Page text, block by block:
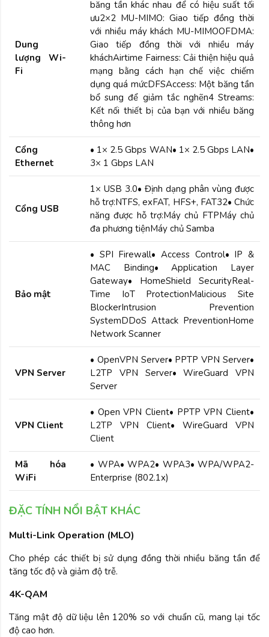
Dung
lượng Wi-
Fi
băng tần khác nhau để có hiệu suất tối
ưu2×2 MU-MIMO: Giao tiếp đồng thời
với nhiều máy khách MU-MIMOOFDMA:
Giao tiếp đồng thời với nhiều máy
kháchAirtime Fairness: Cải thiện hiệu quả
mạng bằng cách hạn chế việc chiếm
dụng quá mứcDFSAccess: Một băng tần
bổ sung để giảm tắc nghẽn4 Streams:
Kết nối thiết bị của bạn với nhiều băng
thông hơn
Cổng
Ethernet
• 1× 2.5 Gbps WAN• 1× 2.5 Gbps LAN•
3× 1 Gbps LAN
Cổng USB
1× USB 3.0• Định dạng phân vùng được
hỗ trợ:NTFS, exFAT, HFS+, FAT32• Chức
năng được hỗ trợ:Máy chủ FTPMáy chủ
đa phương tiệnMáy chủ Samba
Bảo mật
• SPI Firewall• Access Control• IP &
MAC Binding• Application Layer
Gateway• HomeShield SecurityReal-
Time IoT ProtectionMalicious Site
BlockerIntrusion Prevention
SystemDDoS Attack PreventionHome
Network Scanner
VPN Server
• OpenVPN Server• PPTP VPN Server•
L2TP VPN Server• WireGuard VPN
Server
VPN Client
• Open VPN Client• PPTP VPN Client•
L2TP VPN Client• WireGuard VPN
Client
Mã hóa
WiFi
• WPA• WPA2• WPA3• WPA/WPA2-
Enterprise (802.1x)
ĐẶC TÍNH NỔI BẬT KHÁC
Multi-Link Operation (MLO)
Cho phép các thiết bị sử dụng đồng thời nhiều băng tần để
tăng tốc độ và giảm độ trễ.
4K-QAM
Tăng mật độ dữ liệu lên 120% so với chuẩn cũ, mang lại tốc
độ cao hơn.